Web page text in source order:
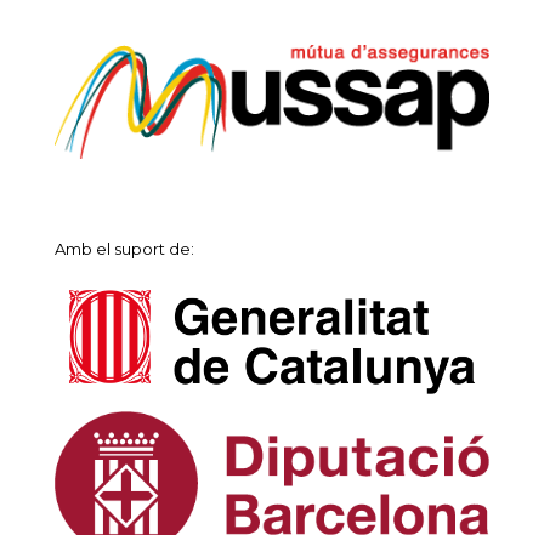
Amb el suport de: